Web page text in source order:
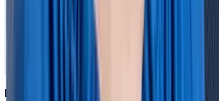
Das HR Tool, das mitdenkt.